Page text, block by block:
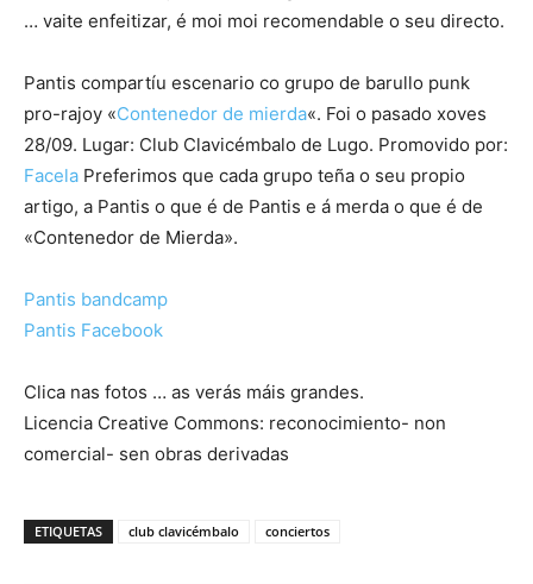
… vaite enfeitizar, é moi moi recomendable o seu directo.
Pantis compartíu escenario co grupo de barullo punk
pro-rajoy «Contenedor de mierda«. Foi o pasado xoves
28/09. Lugar: Club Clavicémbalo de Lugo. Promovido por:
Facela Preferimos que cada grupo teña o seu propio
artigo, a Pantis o que é de Pantis e á merda o que é de
«Contenedor de Mierda».
Pantis bandcamp
Pantis Facebook
Clica nas fotos … as verás máis grandes.
Licencia Creative Commons: reconocimiento- non
comercial- sen obras derivadas
ETIQUETAS club clavicémbalo conciertos